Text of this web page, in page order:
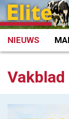
Spring
naar
inhoud
NIEUWS